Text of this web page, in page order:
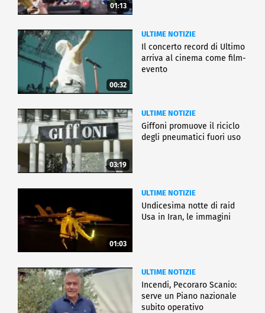
01:13
00:32
ULTIME NOTIZIE
Il concerto record di Ultimo
arriva al cinema come film-
evento
03:19
ULTIME NOTIZIE
Giffoni promuove il riciclo
degli pneumatici fuori uso
01:03
ULTIME NOTIZIE
Undicesima notte di raid
Usa in Iran, le immagini
ULTIME NOTIZIE
Incendi, Pecoraro Scanio:
serve un Piano nazionale
subito operativo